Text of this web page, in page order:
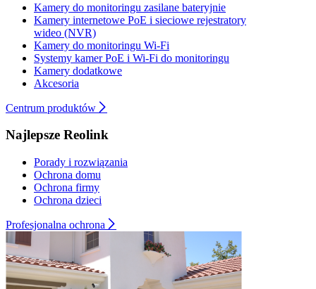
Kamery do monitoringu zasilane bateryjnie
Kamery internetowe PoE i sieciowe rejestratory
wideo (NVR)
Kamery do monitoringu Wi-Fi
Systemy kamer PoE i Wi-Fi do monitoringu
Kamery dodatkowe
Akcesoria
Centrum produktów
Najlepsze Reolink
Porady i rozwiązania
Ochrona domu
Ochrona firmy
Ochrona dzieci
Profesjonalna ochrona